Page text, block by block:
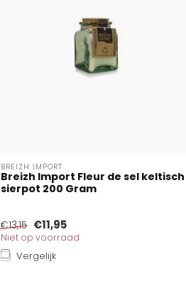
BREIZH IMPORT
Breizh Import Fleur de sel keltisch
sierpot 200 Gram
€13,15 €11,95
Niet op voorraad
Vergelijk